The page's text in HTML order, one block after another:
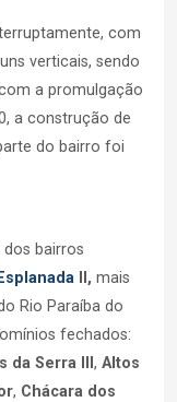
com
verticais, sendo
a promulgação
a construção de
do bairro foi
bairros
II, mais
Rio Paraíba do
fechados:
da Serra III , Altos
, Chácara dos